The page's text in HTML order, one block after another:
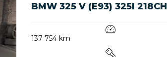
BMW 325 V (E93) 325I 218CH
137 754 km